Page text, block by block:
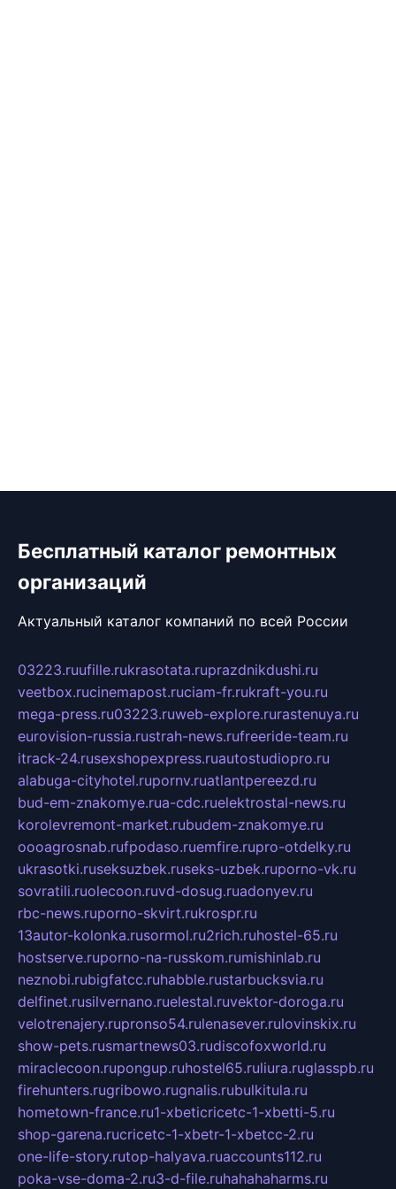
Бесплатный каталог ремонтных
организаций
Актуальный каталог компаний по всей России
03223.ruufille.rukrasotata.ruprazdnikdushi.ru
veetbox.rucinemapost.ruciam-fr.rukraft-you.ru
mega-press.ru03223.ruweb-explore.rurastenuya.ru
eurovision-russia.rustrah-news.rufreeride-team.ru
itrack-24.rusexshopexpress.ruautostudiopro.ru
alabuga-cityhotel.rupornv.ruatlantpereezd.ru
bud-em-znakomye.rua-cdc.ruelektrostal-news.ru
korolevremont-market.rubudem-znakomye.ru
oooagrosnab.rufpodaso.ruemfire.rupro-otdelky.ru
ukrasotki.ruseksuzbek.ruseks-uzbek.ruporno-vk.ru
sovratili.ruolecoon.ruvd-dosug.ruadonyev.ru
rbc-news.ruporno-skvirt.rukrospr.ru
13autor-kolonka.rusormol.ru2rich.ruhostel-65.ru
hostserve.ruporno-na-russkom.rumishinlab.ru
neznobi.rubigfatcc.ruhabble.rustarbucksvia.ru
delfinet.rusilvernano.ruelestal.ruvektor-doroga.ru
velotrenajery.rupronso54.rulenasever.rulovinskix.ru
show-pets.rusmartnews03.rudiscofoxworld.ru
miraclecoon.rupongup.ruhostel65.ruliura.ruglasspb.ru
firehunters.rugribowo.rugnalis.rubulkitula.ru
hometown-france.ru1-xbeticricetc-1-xbetti-5.ru
shop-garena.rucricetc-1-xbetr-1-xbetcc-2.ru
one-life-story.rutop-halyava.ruaccounts112.ru
poka-vse-doma-2.ru3-d-file.ruhahahaharms.ru